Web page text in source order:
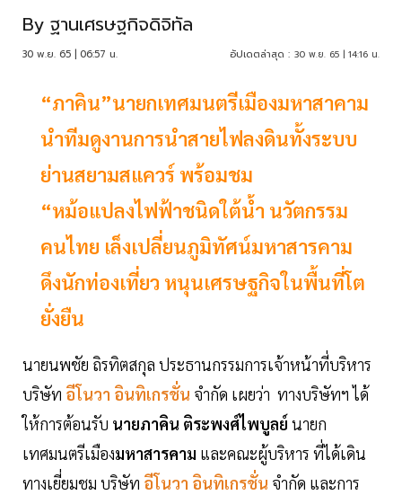
By ฐานเศรษฐกิจดิจิทัล
30 พ.ย. 65 | 06:57 น. อัปเดตล่าสุด : 30 พ.ย. 65 | 14:16 น.
“ภาคิน”นายกเทศมนตรีเมืองมหาสาคาม
นำทีมดูงานการนำสายไฟลงดินทั้งระบบ
ย่านสยามสแควร์ พร้อมชม
“หม้อแปลงไฟฟ้าชนิดใต้น้ำ นวัตกรรม
คนไทย เล็งเปลี่ยนภูมิทัศน์มหาสารคาม
ดึงนักท่องเที่ยว หนุนเศรษฐกิจในพื้นที่โต
ยั่งยืน
นายนพชัย ถิรทิตสกุล ประธานกรรมการเจ้าหน้าที่บริหาร
บริษัท อีโนวา อินทิเกรชั่น จำกัด เผยว่า ทางบริษัทฯ ได้
ให้การต้อนรับ นายภาคิน ติระพงศ์ไพบูลย์ นายก
เทศมนตรีเมืองมหาสารคาม และคณะผู้บริหาร ที่ได้เดิน
ทางเยี่ยมชม บริษัท อีโนวา อินทิเกรชั่น จำกัด และการ